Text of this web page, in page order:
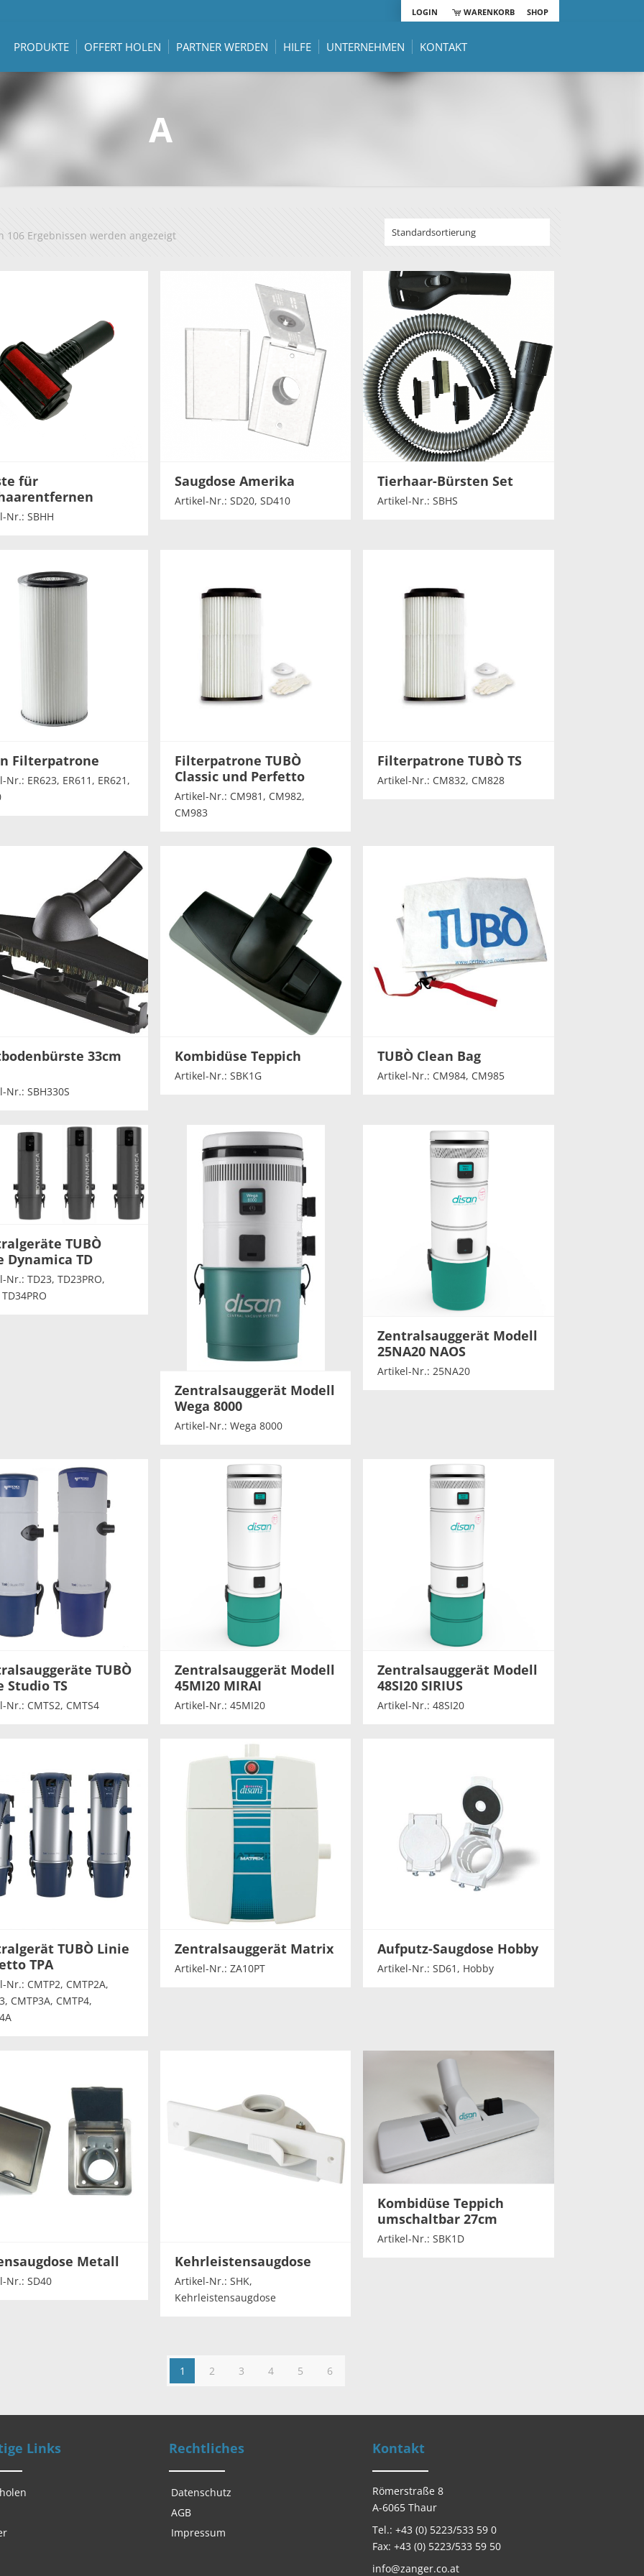
LOGIN WARENKORB SHOP
PRODUKTE OFFERT HOLEN PARTNER WERDEN HILFE UNTERNEHMEN KONTAKT
A
106 Ergebnissen werden angezeigt
für
Nr.: SBHH
Saugdose Amerika
Artikel-Nr.: SD20, SD410
Tierhaar-Bürsten Set
Artikel-Nr.: SBHS
Filterpatrone
Nr.: ER623, ER611, ER621,
Filterpatrone TUBÒ
Classic und Perfetto
Artikel-Nr.: CM981, CM982,
CM983
Filterpatrone TUBÒ TS
Artikel-Nr.: CM832, CM828
33cm
Nr.: SBH330S
Kombidüse Teppich
Artikel-Nr.: SBK1G
TUBÒ Clean Bag
Artikel-Nr.: CM984, CM985
TUBÒ
Dynamica TD
Nr.: TD23, TD23PRO,
Zentralsauggerät Modell
Wega 8000
Artikel-Nr.: Wega 8000
Zentralsauggerät Modell
25NA20 NAOS
Artikel-Nr.: 25NA20
TUBÒ
Studio TS
Nr.: CMTS2, CMTS4
Zentralsauggerät Modell
45MI20 MIRAI
Artikel-Nr.: 45MI20
Zentralsauggerät Modell
48SI20 SIRIUS
Artikel-Nr.: 48SI20
TUBÒ Linie
TPA
Nr.: CMTP2, CMTP2A,
CMTP3A, CMTP4,
Zentralsauggerät Matrix
Artikel-Nr.: ZA10PT
Aufputz-Saugdose Hobby
Artikel-Nr.: SD61, Hobby
Metall
Nr.: SD40
Kehrleistensaugdose
Artikel-Nr.: SHK,
Kehrleistensaugdose
Kombidüse Teppich
umschaltbar 27cm
Artikel-Nr.: SBK1D
1 2 3 4 5 6
Links Rechtliches
Datenschutz
AGB
Impressum
Kontakt
Römerstraße 8
A-6065 Thaur
Tel.: +43 (0) 5223/533 59 0
Fax: +43 (0) 5223/533 59 50
info@zanger.co.at